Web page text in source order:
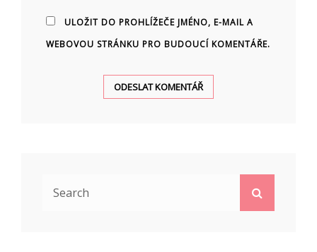
ULOŽIT DO PROHLÍŽEČE JMÉNO, E-MAIL A
WEBOVOU STRÁNKU PRO BUDOUCÍ KOMENTÁŘE.